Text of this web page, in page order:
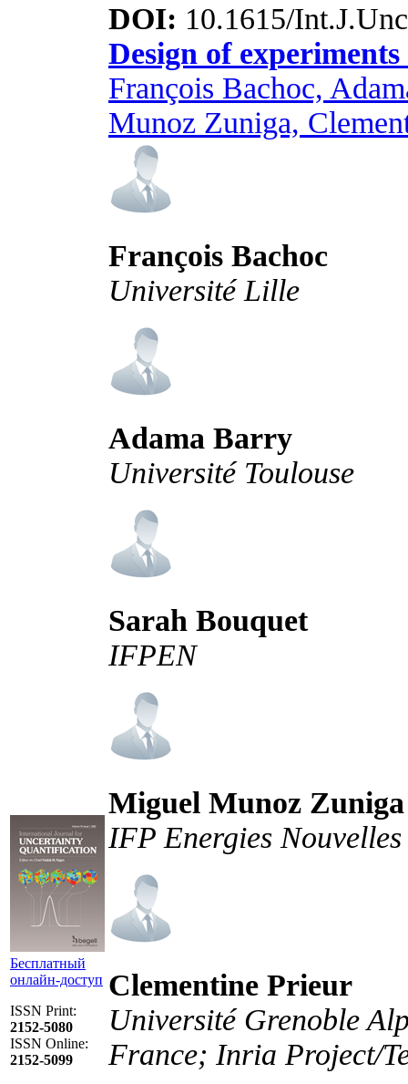
Бесплатный
онлайн-доступ
ISSN Print:
2152-5080
ISSN Online:
2152-5099
DOI: 10.1615/
Design of
François Bachoc,
Munoz Zuniga,
François Bachoc
Université Lille
Adama Barry
Université Toulouse
Sarah Bouquet
IFPEN
Miguel Munoz Zuniga
IFP Energies Nouvelles
Clementine Prieur
Université Grenoble
France; Inria Project/